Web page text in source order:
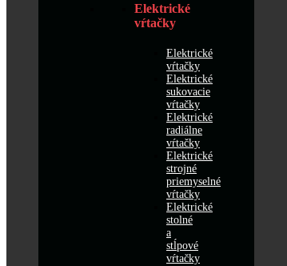
Elektrické
vŕtačky
Elektrické
vŕtačky
Elektrické
sukovacie
vŕtačky
Elektrické
radiálne
vŕtačky
Elektrické
strojné
priemyselné
vŕtačky
Elektrické
stolné
a
stĺpové
vŕtačky